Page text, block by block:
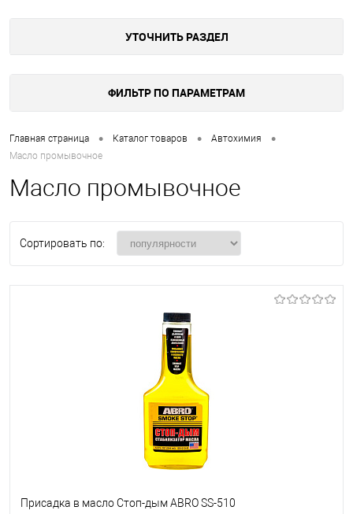
УТОЧНИТЬ РАЗДЕЛ
ФИЛЬТР ПО ПАРАМЕТРАМ
Главная страница • Каталог товаров • Автохимия •
Масло промывочное
Масло промывочное
Сортировать по:
Присадка в масло Стоп-дым ABRO SS-510